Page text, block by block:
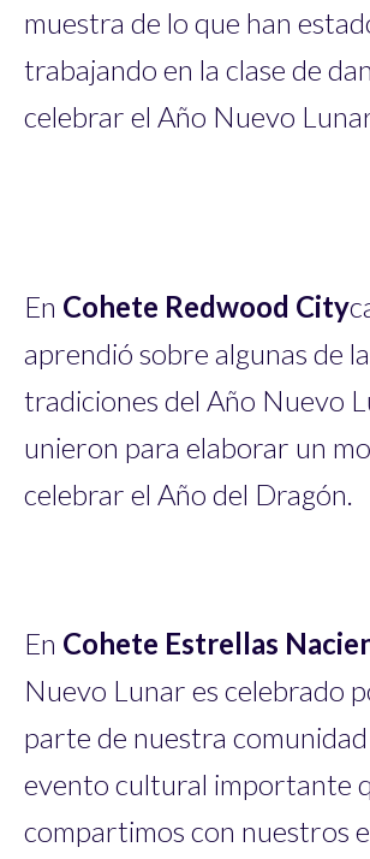
muestra de lo que han
trabajando en la clase de
celebrar el Año Nuevo
En Cohete Redwood City
aprendió sobre algunas de
tradiciones del Año Nuevo
unieron para elaborar un
celebrar el Año del Dragón.
En Cohete Estrellas
Nuevo Lunar es celebrado
parte de nuestra comunidad
evento cultural importante
compartimos con nuestros